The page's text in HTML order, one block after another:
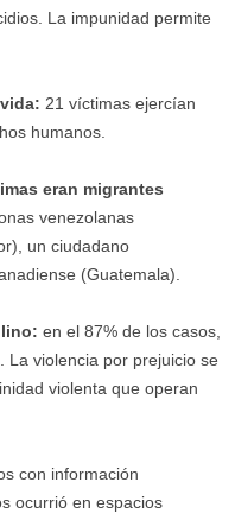
La impunidad permite
21 víctimas ejercían
humanos.
eran migrantes
venezolanas
un ciudadano
(Guatemala).
en el 87% de los casos,
. La violencia por prejuicio se
violenta que operan
con información
ocurrió en espacios